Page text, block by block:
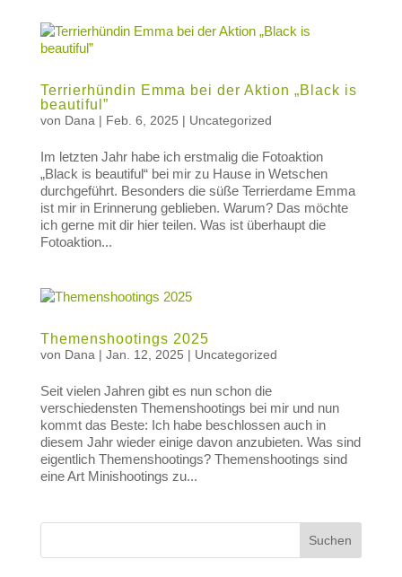
Terrierhündin Emma bei der Aktion „Black is
beautiful”
von Dana | Feb. 6, 2025 | Uncategorized
Im letzten Jahr habe ich erstmalig die Fotoaktion
„Black is beautiful“ bei mir zu Hause in Wetschen
durchgeführt. Besonders die süße Terrierdame Emma
ist mir in Erinnerung geblieben. Warum? Das möchte
ich gerne mit dir hier teilen. Was ist überhaupt die
Fotoaktion...
Themenshootings 2025
von Dana | Jan. 12, 2025 | Uncategorized
Seit vielen Jahren gibt es nun schon die
verschiedensten Themenshootings bei mir und nun
kommt das Beste: Ich habe beschlossen auch in
diesem Jahr wieder einige davon anzubieten. Was sind
eigentlich Themenshootings? Themenshootings sind
eine Art Minishootings zu...
Suchen